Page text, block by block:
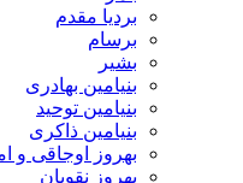
بردیا مقدم
برسام
بشیر
بنیامین بهادری
بنیامین توحید
بنیامین ذاکری
بهروز اوجاقی و
بهروز نقویان